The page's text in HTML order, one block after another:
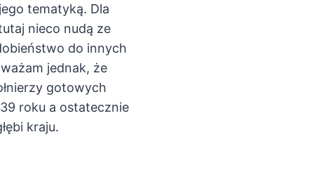
tematyką. Dla
nieco nudą ze
do innych
jednak, że
gotowych
roku a ostatecznie
kraju.